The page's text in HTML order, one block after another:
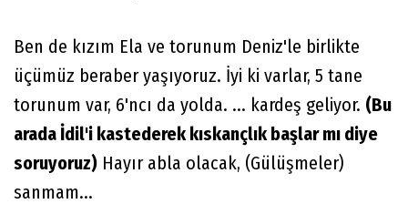
Ben de kızım Ela ve torunum Deniz'le birlikte
üçümüz beraber yaşıyoruz. İyi ki varlar, 5 tane
torunum var, 6'ncı da yolda. ... kardeş geliyor. (Bu
arada İdil'i kastederek kıskançlık başlar mı diye
soruyoruz) Hayır abla olacak, (Gülüşmeler)
sanmam...